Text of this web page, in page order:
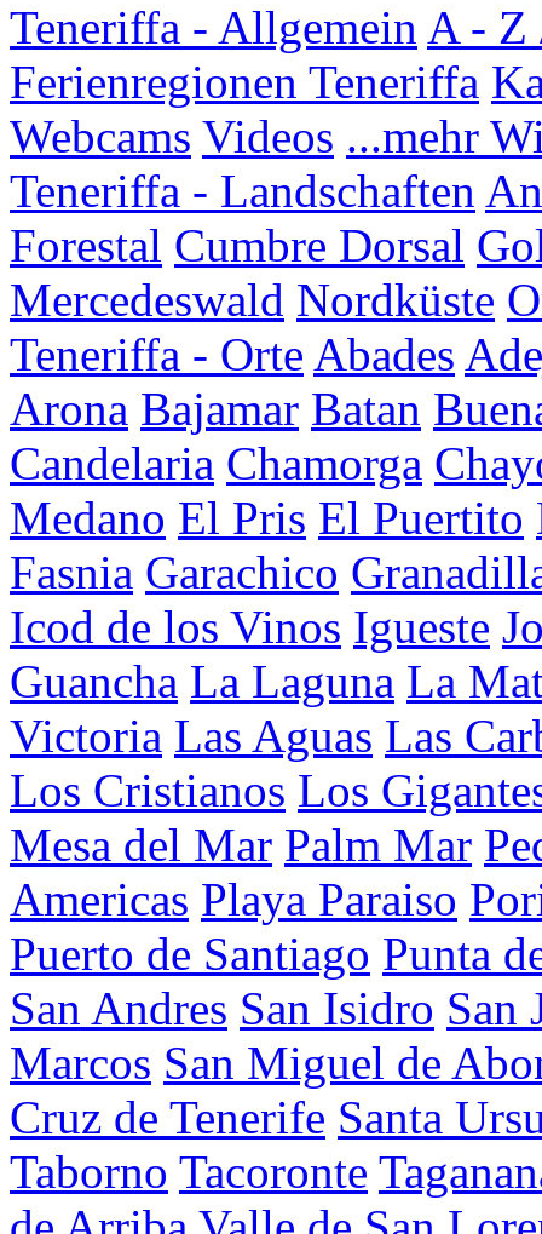
Teneriffa - Allgemein A - Z
Ferienregionen Teneriffa
Webcams Videos ...mehr
Teneriffa - Landschaften
Forestal Cumbre Dorsal
Mercedeswald Nordküste
Teneriffa - Orte Abades
Arona Bajamar Batan
Candelaria Chamorga
Medano El Pris El Puertito
Fasnia Garachico
Icod de los Vinos Igueste
Guancha La Laguna La
Victoria Las Aguas Las
Los Cristianos Los
Mesa del Mar Palm Mar
Americas Playa Paraiso
Puerto de Santiago Punta
San Andres San Isidro San
Marcos San Miguel de
Cruz de Tenerife Santa
Taborno Tacoronte